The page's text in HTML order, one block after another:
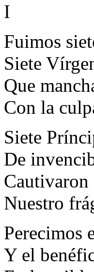
I
Fuimos
Siete
Que
Con la
Siete
De
Cautivaron
Nuestro
Perecimos
Y el